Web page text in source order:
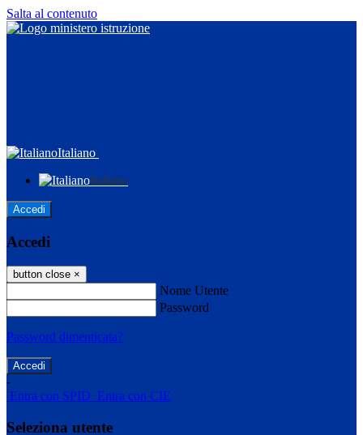
Salta al contenuto
Italiano
Italiano
Accedi
Accedi
button close ×
Nome Utente
Password
Password dimenticata?
-
Entra con SPID Entra con CIE
Seleziona utente